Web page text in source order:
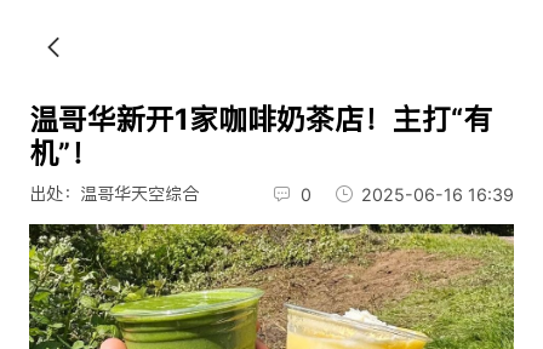
温哥华新开1家咖啡奶茶店！主打“有
机”！
出处：温哥华天空综合 0 2025-06-16 16:39